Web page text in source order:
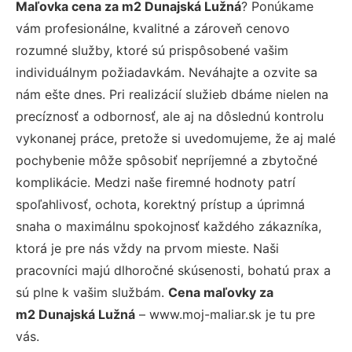
Maľovka cena za m2 Dunajská Lužná? Ponúkame
vám profesionálne, kvalitné a zároveň cenovo
rozumné služby, ktoré sú prispôsobené vašim
individuálnym požiadavkám. Neváhajte a ozvite sa
nám ešte dnes. Pri realizácií služieb dbáme nielen na
precíznosť a odbornosť, ale aj na dôslednú kontrolu
vykonanej práce, pretože si uvedomujeme, že aj malé
pochybenie môže spôsobiť nepríjemné a zbytočné
komplikácie. Medzi naše firemné hodnoty patrí
spoľahlivosť, ochota, korektný prístup a úprimná
snaha o maximálnu spokojnosť každého zákazníka,
ktorá je pre nás vždy na prvom mieste. Naši
pracovníci majú dlhoročné skúsenosti, bohatú prax a
sú plne k vašim službám. Cena maľovky za
m2 Dunajská Lužná – www.moj-maliar.sk je tu pre
vás.